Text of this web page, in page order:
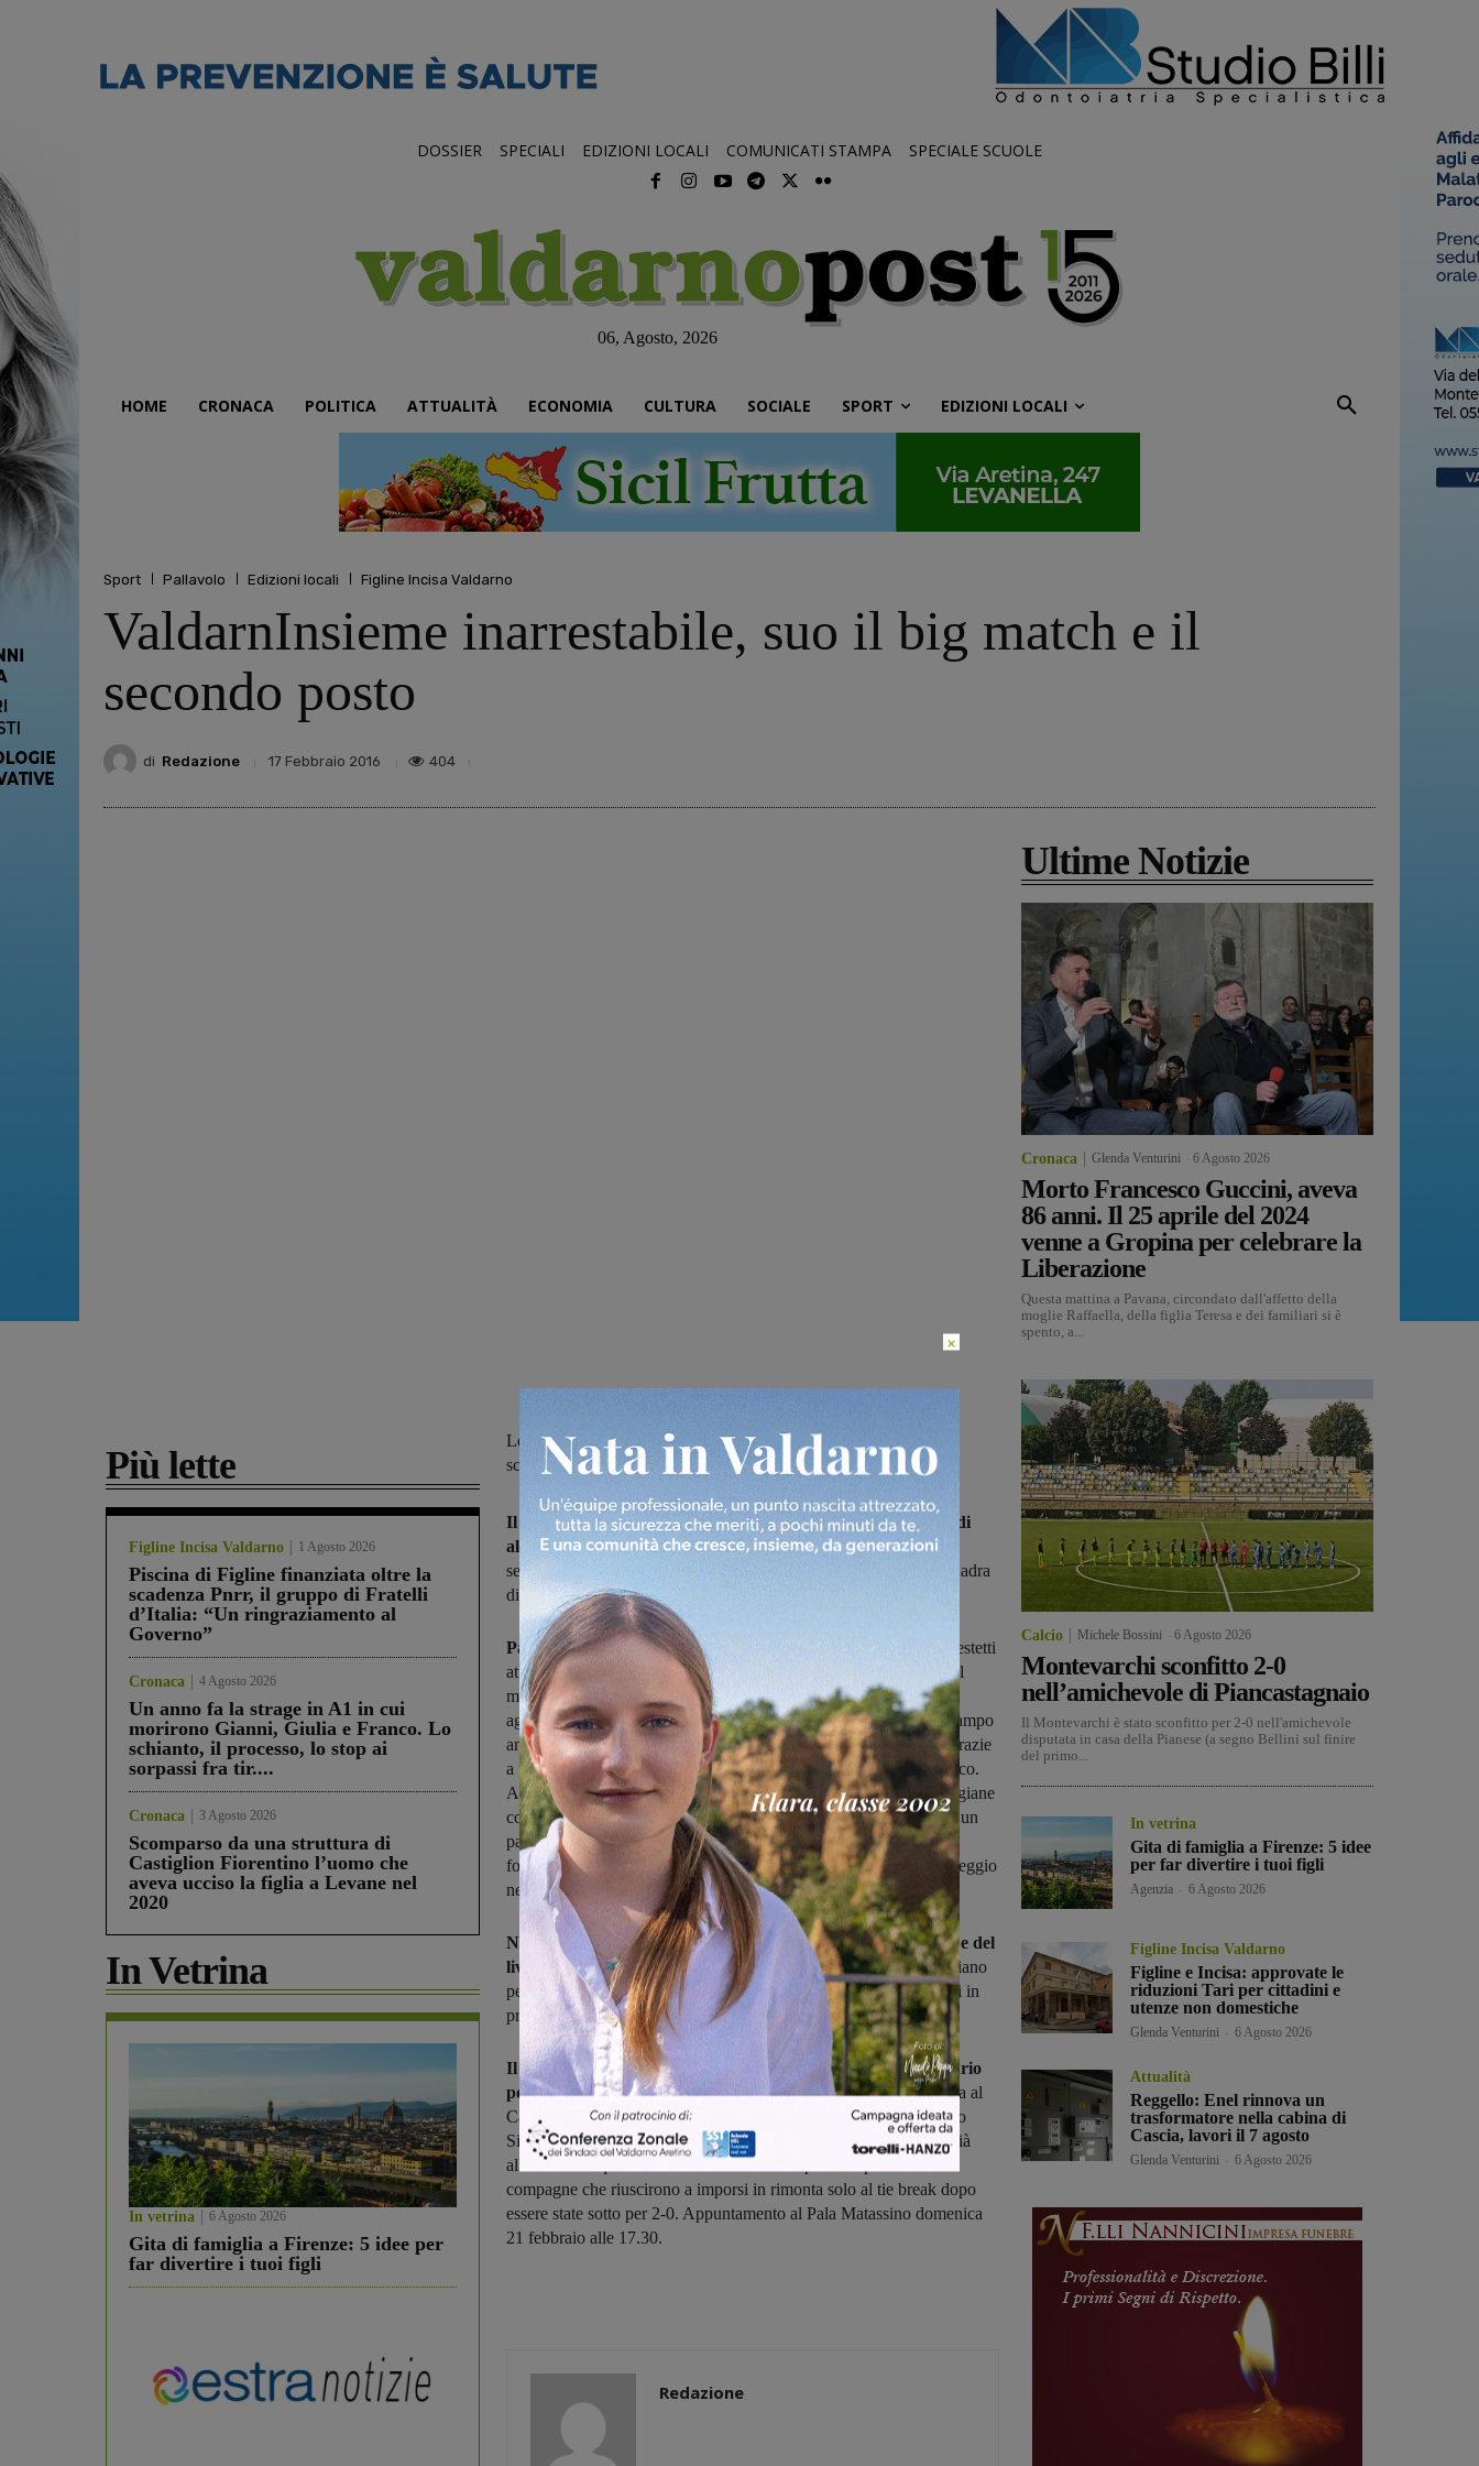
DOSSIER SPECIALI EDIZIONI LOCALI COMUNICATI STAMPA SPECIALE SCUOLE
06, Agosto, 2026
HOME CRONACA POLITICA ATTUALITÀ ECONOMIA CULTURA SOCIALE SPORT EDIZIONI LOCALI
Sport Pallavolo Edizioni locali Figline Incisa Valdarno
ValdarnInsieme inarrestabile, suo il big match e il
secondo posto
di Redazione 17 Febbraio 2016 404
Più lette
Figline Incisa Valdarno 1 Agosto 2026
Piscina di Figline finanziata oltre la
scadenza Pnrr, il gruppo di Fratelli
d’Italia: “Un ringraziamento al
Governo”
Cronaca 4 Agosto 2026
Un anno fa la strage in A1 in cui
morirono Gianni, Giulia e Franco. Lo
schianto, il processo, lo stop ai
sorpassi fra tir....
Cronaca 3 Agosto 2026
Scomparso da una struttura di
Castiglion Fiorentino l’uomo che
aveva ucciso la figlia a Levane nel
2020
In Vetrina
In vetrina 6 Agosto 2026
Gita di famiglia a Firenze: 5 idee per
far divertire i tuoi figli
Le valdarnesi vincono 3-1 sul campo del Bacci Campi Bisenzio,
scavalcato in classifica. Domenica la sfida al Calenzano
Il ValdarnInsieme non smette di stupire, vince 3-1 lo scontro di
alta classifica sul parquet del Bacci Campi Bisenzioe sale al
secondo posto in classifica. Settima vittoria consecutiva per la squadra
di Bianchi e Sordi che si conferma vera sorpresa del campionato.
Partita giocata in perfetto equilibrio fin dall'inizio , con i due sestetti
attenti ed efficaci in ogni reparto che procedono a braccetto fino al
momento caldo del set, quando sono Ambrosi e compagne ad
aggiudicarsi grazie al guizzo che vale il 22-25. Il Bacci torna in campo
ancor più determinato e inizia il secondo set allungando sull'8-2 grazie
a una battuta molto incisiva e a una maggiore concretezza in attacco.
Ancora in vantaggio alla seconda pausa tecnica (16-12), le campigiane
cominciano però a fare i conti con la rimonta delle valdarnesi che un
passo alla volta recuperano forzando il parziale ai vantaggi. Il
fotofinish premia però la squadra di casa per 29-27 che vale il pareggio
nel conto dei set.
Nella seconda metà di gara si alza ancora l’asticella del ritmo e del
livello di gioco. Ne nascono due set di totale equilibrio, che premiano
però la tenacia delle valdarnesi, impeccabili nel chiuderli entrambi in
proprio favore rispettivamente per 24-26 e 23-25.
Il settimo successo consecutivo vale così il secondo posto solitario
per la squadra del Matassino, già al lavoro per preparare la sfida al
Calenzano, reduce dal successo prezioso in chiave salvezza contro
Siena e che arriverà in Valdarno per cercare altri preziosi punti. Già
all'andata la squadra fiorentina mise a dura prova capitan Celli e
compagne che riuscirono a imporsi in rimonta solo al tie break dopo
essere state sotto per 2-0. Appuntamento al Pala Matassino domenica
21 febbraio alle 17.30.
Redazione
Ultime Notizie
Cronaca Glenda Venturini 6 Agosto 2026
Morto Francesco Guccini, aveva
86 anni. Il 25 aprile del 2024
venne a Gropina per celebrare la
Liberazione
Questa mattina a Pavana, circondato dall'affetto della
moglie Raffaella, della figlia Teresa e dei familiari si è
spento, a...
Calcio Michele Bossini 6 Agosto 2026
Montevarchi sconfitto 2-0
nell’amichevole di Piancastagnaio
Il Montevarchi è stato sconfitto per 2-0 nell'amichevole
disputata in casa della Pianese (a segno Bellini sul finire
del primo...
In vetrina
Gita di famiglia a Firenze: 5 idee
per far divertire i tuoi figli
Agenzia 6 Agosto 2026
Figline Incisa Valdarno
Figline e Incisa: approvate le
riduzioni Tari per cittadini e
utenze non domestiche
Glenda Venturini 6 Agosto 2026
Attualità
Reggello: Enel rinnova un
trasformatore nella cabina di
Cascia, lavori il 7 agosto
Glenda Venturini 6 Agosto 2026
×